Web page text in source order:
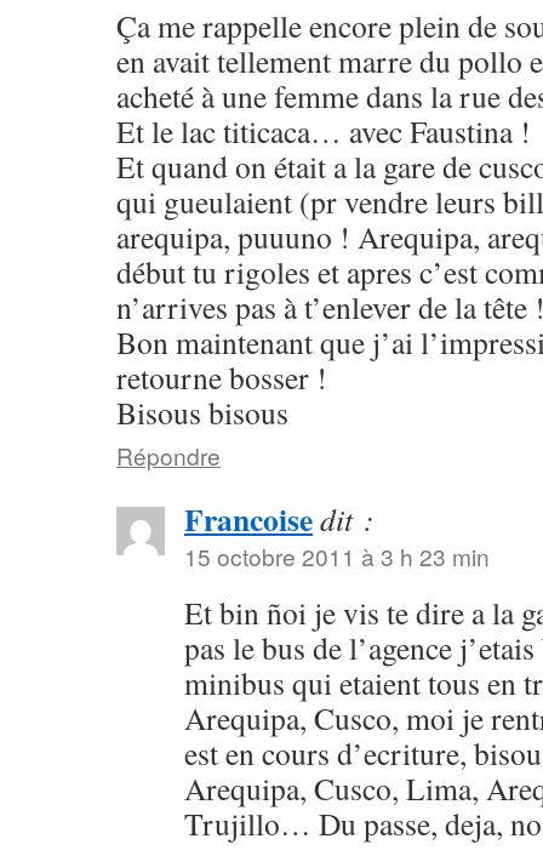
Ça me rappelle encore plein de
en avait tellement marre du pollo
acheté à une femme dans la rue
Et le lac titicaca… avec Faustina !
Et quand on était a la gare de
qui gueulaient (pr vendre leurs
arequipa, puuuno ! Arequipa,
début tu rigoles et apres c’est
n’arrives pas à t’enlever de la tête
Bon maintenant que j’ai
retourne bosser !
Bisous bisous
Répondre
Francoisedit :
15 octobre 2011 à 3 h 23 min
Et bin ñoi je vis te dire a la
pas le bus de l’agence
minibus qui etaient tous en
Arequipa, Cusco, moi je
est en cours d’ecriture,
Arequipa, Cusco, Lima,
Trujillo… Du passe, deja,